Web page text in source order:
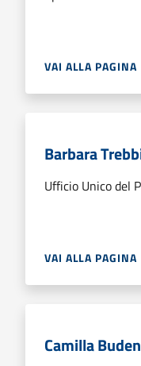
VAI ALLA PAGINA
Barbara
Ufficio Unico del
VAI ALLA PAGINA
Camilla Buden